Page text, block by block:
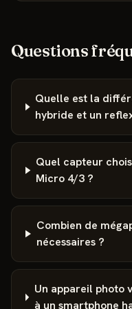
Questions
Quelle est la
hybride et un
Quel capteur
Micro 4/3 ?
Combien de
nécessaires ?
Un appareil photo
à un smartphone